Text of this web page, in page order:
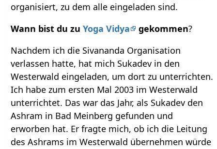
organisiert, zu dem alle eingeladen sind.
Wann bist du zuYoga Vidya gekommen?
Nachdem ich die Sivananda Organisation
verlassen hatte, hat mich Sukadev in den
Westerwald eingeladen, um dort zu unterrichten.
Ich habe zum ersten Mal 2003 im Westerwald
unterrichtet. Das war das Jahr, als Sukadev den
Ashram in Bad Meinberg gefunden und
erworben hat. Er fragte mich, ob ich die Leitung
des Ashrams im Westerwald übernehmen würde